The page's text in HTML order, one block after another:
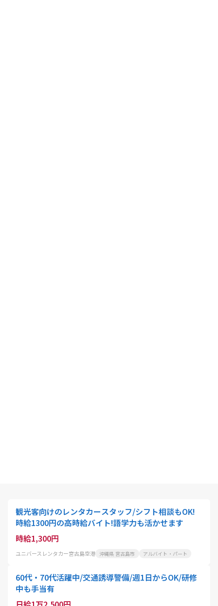
観光客向けのレンタカースタッフ/シフト相談もOK!
時給1300円の高時給バイト!語学力も活かせます
時給1,300円
ユニバースレンタカー宮古島空港 沖縄県 宮古島市 アルバイト・パート
60代・70代活躍中/交通誘導警備/週1日からOK/研修
中も手当有